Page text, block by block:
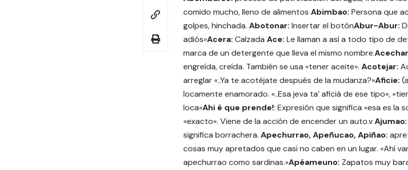
comido mucho, lleno de alimentos Abimbao: Persona que
golpes, hinchada. Abotonar: Insertar el botónAbur-Abur:
adiós»Acera: Calzada Ace: Le llaman a así a todo tipo de
marca de un detergente que lleva el mismo nombre.
engreída, creída. También se usa «tener aceite». Acotejar:
arreglar «..Ya te acotéjate después de la mudanza?»Aficie:
locamente enamorado. «..Esa jeva ta’ aficiá de ese tipo»,
loca»Ahi é que prende!: Expresión que significa «esa es la
«exacto». Viene de la acción de encender un auto.v
significa borrachera. Apechurrao, Apeñucao, Apiñao:
cosas muy apretados que casi no caben en un lugar. «Ahí
apechurrao como sardinas.»Apéameuno: Zapatos muy